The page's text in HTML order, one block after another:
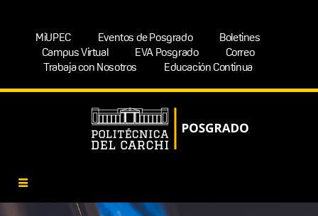
MiUPEC Eventos de Posgrado
Boletines
Campus Virtual
EVA Posgrado
Correo
Trabaja con Nosotros
Educación Continua